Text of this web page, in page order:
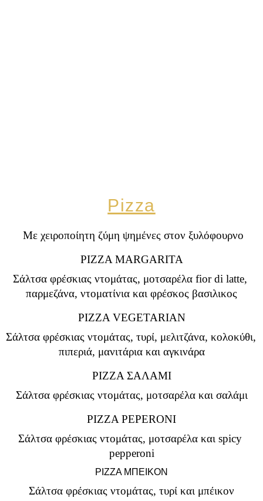
Pizza
Με χειροποίητη ζύμη ψημένες στον ξυλόφουρνο
PIZZA MARGARITA
Σάλτσα φρέσκιας ντομάτας, μοτσαρέλα fior di latte,
παρμεζάνα, ντοματίνια και φρέσκος βασιλικος
PIZZA VEGETARIAN
Σάλτσα φρέσκιας ντομάτας, τυρί, μελιτζάνα, κολοκύθι,
πιπεριά, μανιτάρια και αγκινάρα
PIZZA ΣΑΛΑΜΙ
Σάλτσα φρέσκιας ντομάτας, μοτσαρέλα και σαλάμι
PIZZA PEPERONI
Σάλτσα φρέσκιας ντομάτας, μοτσαρέλα και spicy
pepperoni
PIZZA ΜΠΕΙΚΟΝ
Σάλτσα φρέσκιας ντομάτας, τυρί και μπέικον